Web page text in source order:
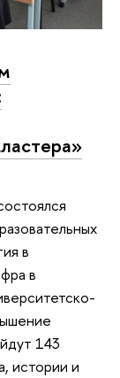
в
в
143
истории и